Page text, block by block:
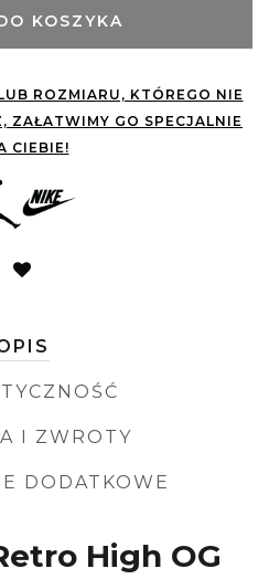
KOSZYKA
ROZMIARU, KTÓREGO NIE
ZAŁATWIMY GO SPECJALNIE
CIEBIE!
I ZWROTY
DODATKOWE
High OG